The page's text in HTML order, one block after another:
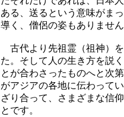
ある、送るという意味がま
導く、僧侶の姿もありませ
古代より先祖霊（祖神）
た。そして人の生き方を説
とが合わさったものへと次
がアジアの各地に伝わって
ざり合って、さまざまな信
とです。